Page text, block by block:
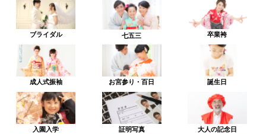
ブライダル 七五三 卒業袴
成人式振袖 お宮参り・百日 誕生日
入園入学 証明写真 大人の記念日